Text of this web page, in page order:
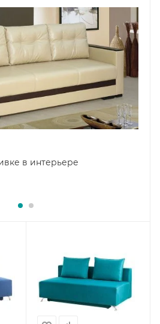
в интерьере